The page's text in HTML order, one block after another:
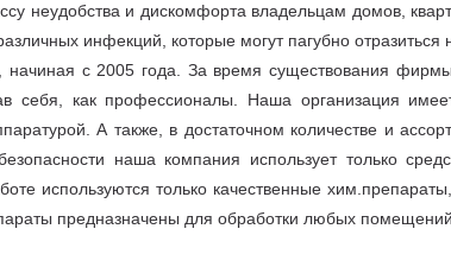
неудобства и дискомфорта владельцам домов,
инфекций, которые могут пагубно отразиться
с 2005 года. За время существования
себя, как профессионалы. Наша организация
А также, в достаточном количестве и
наша компания использует только
используются только качественные
предназначены для обработки любых